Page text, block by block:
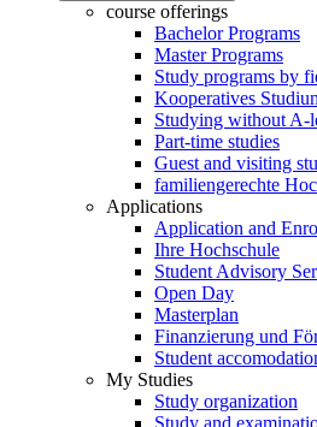
course offerings
Bachelor Programs
Master Programs
Study programs by
Kooperatives
Studying without A-
Part-time studies
Guest and visiting
familiengerechte
Applications
Application and
Ihre Hochschule
Student Advisory
Open Day
Masterplan
Finanzierung und
Student
My Studies
Study organization